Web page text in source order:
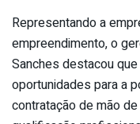
Representando a
empreendimento, o
Sanches destacou
oportunidades para a
contratação de mão